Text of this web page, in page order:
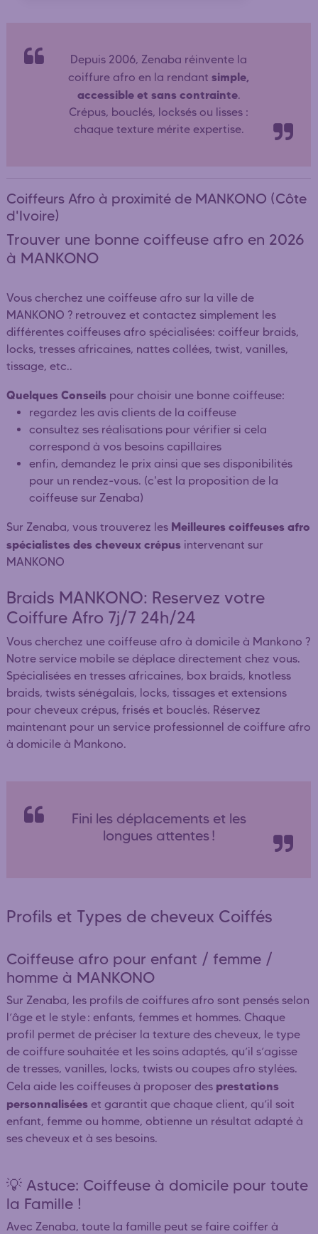
Depuis 2006, Zenaba réinvente la
coiffure afro en la rendant simple,
accessible et sans contrainte.
Crépus, bouclés, locksés ou lisses :
chaque texture mérite expertise.
Coiffeurs Afro à proximité de MANKONO (Côte
d'Ivoire)
Trouver une bonne coiffeuse afro en 2026
à MANKONO
Vous cherchez une coiffeuse afro sur la ville de
MANKONO ? retrouvez et contactez simplement les
différentes coiffeuses afro spécialisées: coiffeur braids,
locks, tresses africaines, nattes collées, twist, vanilles,
tissage, etc..
Quelques Conseils pour choisir une bonne coiffeuse:
regardez les avis clients de la coiffeuse
consultez ses réalisations pour vérifier si cela
correspond à vos besoins capillaires
enfin, demandez le prix ainsi que ses disponibilités
pour un rendez-vous. (c'est la proposition de la
coiffeuse sur Zenaba)
Sur Zenaba, vous trouverez les Meilleures coiffeuses afro
spécialistes des cheveux crépus intervenant sur
MANKONO
Braids MANKONO: Reservez votre
Coiffure Afro 7j/7 24h/24
Vous cherchez une coiffeuse afro à domicile à Mankono ?
Notre service mobile se déplace directement chez vous.
Spécialisées en tresses africaines, box braids, knotless
braids, twists sénégalais, locks, tissages et extensions
pour cheveux crépus, frisés et bouclés. Réservez
maintenant pour un service professionnel de coiffure afro
à domicile à Mankono.
Fini les déplacements et les
longues attentes !
Profils et Types de cheveux Coiffés
Coiffeuse afro pour enfant / femme /
homme à MANKONO
Sur Zenaba, les profils de coiffures afro sont pensés selon
l’âge et le style : enfants, femmes et hommes. Chaque
profil permet de préciser la texture des cheveux, le type
de coiffure souhaitée et les soins adaptés, qu’il s’agisse
de tresses, vanilles, locks, twists ou coupes afro stylées.
Cela aide les coiffeuses à proposer des prestations
personnalisées et garantit que chaque client, qu’il soit
enfant, femme ou homme, obtienne un résultat adapté à
ses cheveux et à ses besoins.
💡 Astuce: Coiffeuse à domicile pour toute
la Famille !
Avec Zenaba, toute la famille peut se faire coiffer à